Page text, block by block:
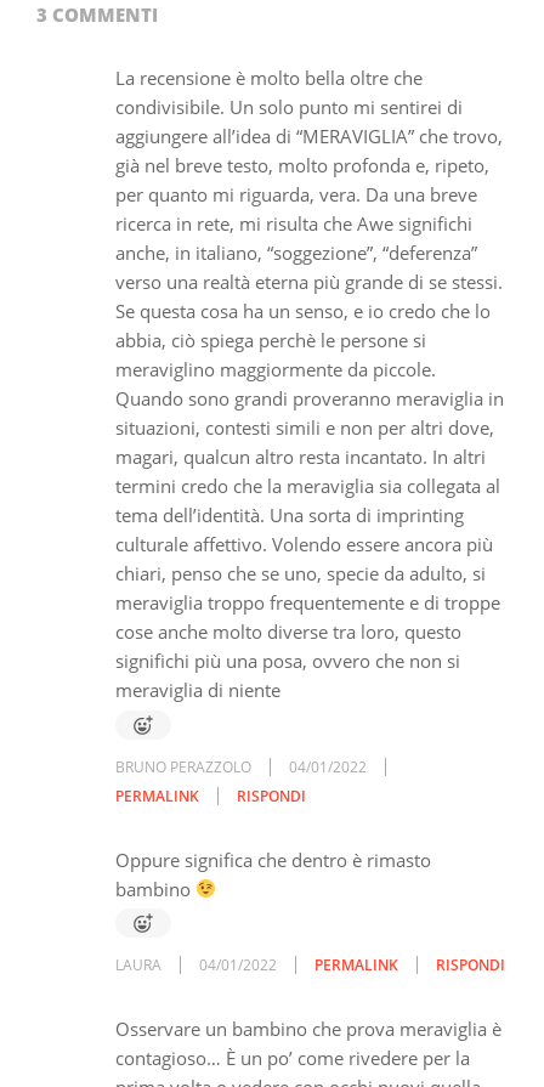
03
3 COMMENTI
La recensione è molto bella oltre che
condivisibile. Un solo punto mi sentirei di
aggiungere all’idea di “MERAVIGLIA” che trovo,
già nel breve testo, molto profonda e, ripeto,
per quanto mi riguarda, vera. Da una breve
ricerca in rete, mi risulta che Awe significhi
anche, in italiano, “soggezione”, “deferenza”
verso una realtà eterna più grande di se stessi.
Se questa cosa ha un senso, e io credo che lo
abbia, ciò spiega perchè le persone si
meraviglino maggiormente da piccole.
Quando sono grandi proveranno meraviglia in
situazioni, contesti simili e non per altri dove,
magari, qualcun altro resta incantato. In altri
termini credo che la meraviglia sia collegata al
tema dell’identità. Una sorta di imprinting
culturale affettivo. Volendo essere ancora più
chiari, penso che se uno, specie da adulto, si
meraviglia troppo frequentemente e di troppe
cose anche molto diverse tra loro, questo
significhi più una posa, ovvero che non si
meraviglia di niente
BRUNO PERAZZOLO
04/01/2022
PERMALINK
RISPONDI
Oppure significa che dentro è rimasto
bambino
LAURA 04/01/2022 PERMALINK RISPONDI
Osservare un bambino che prova meraviglia è
contagioso… È un po’ come rivedere per la